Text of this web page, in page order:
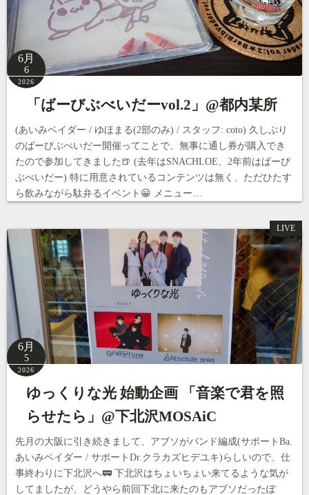
6月
6
2026
「ばーびぶべいだーvol.2」@都内某所
(あいみベイダー / ゆほまる(2部のみ) / スタッフ: coto) 久しぶり
のばーびぶべいだー開催ってことで、無事に通し券が購入でき
たので参加してきました🍺 (去年はSNACHLOE、2年前はばーび
ぶべいだー) 特に用意されているコンテンツは無く、ただひたす
ら飲みながら駄弁るイベント😀 メニュー…
LIVE
6月
5
2026
ゆっくりな光 始動企画 「音楽で君を照
らせたら」@下北沢MOSAiC
先月の大阪に引き続きまして、アブソがバンド編成(サポートBa.
あいみベイダー / サポートDr.クラカズヒデユキ)らしいので、仕
事終わりに下北沢へ🚃 下北沢はちょいちょい来てるような気が
してましたが、どうやら前回下北に来たのもアブソだったぽ